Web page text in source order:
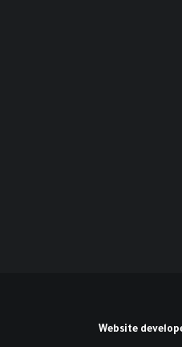
Website